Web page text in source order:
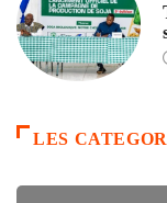
LES